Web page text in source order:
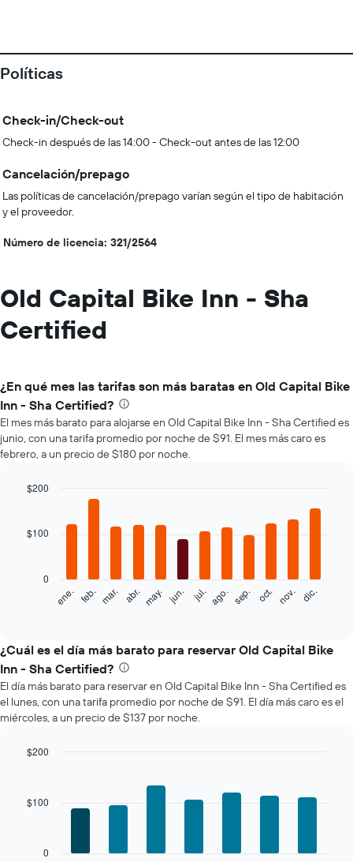
Políticas
Check-in/Check-out
Check-in después de las 14:00 - Check-out antes de las 12:00
Cancelación/prepago
Las políticas de cancelación/prepago varían según el tipo de habitación
y el proveedor.
Número de licencia: 321/2564
Old Capital Bike Inn - Sha
Certified
¿En qué mes las tarifas son más baratas en Old Capital Bike
Inn - Sha Certified?
El mes más barato para alojarse en Old Capital Bike Inn - Sha Certified es
junio, con una tarifa promedio por noche de $91. El mes más caro es
febrero, a un precio de $180 por noche.
with
siguiente
el
precio
promedio
de
una
habitación
mes
muestra
ene. feb. mar. abr. may. jun. jul. ago. sep. oct. nov. dic.
0
$100
$200
¿Cuál es el día más barato para reservar Old Capital Bike
Inn - Sha Certified?
El día más barato para reservar en Old Capital Bike Inn - Sha Certified es
el lunes, con una tarifa promedio por noche de $91. El día más caro es el
miércoles, a un precio de $137 por noche.
0
$100
$200